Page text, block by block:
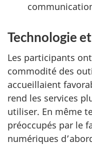
Technologie
Les participants
commodité des
accueillaient
rend les services
utiliser. En même
préoccupés par le
numériques